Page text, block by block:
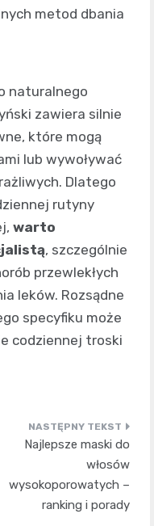
metod dbania
naturalnego
zawiera silnie
które mogą
lub wywoływać
Dlatego
rutyny
warto
, szczególnie
przewlekłych
leków. Rozsądne
specyfiku może
codziennej troski
Najlepsze maski do
włosów
wysokoporowatych –
ranking i porady